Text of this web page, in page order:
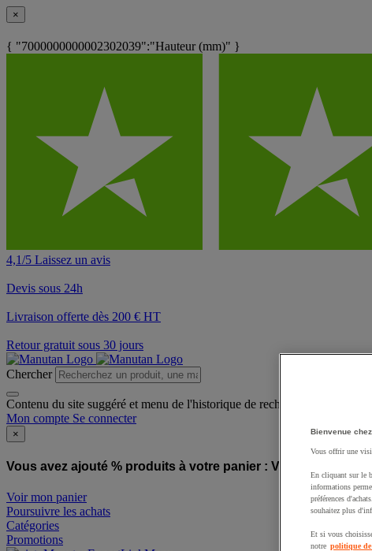
×
{ "7000000000002302039":"Hauteur (mm)" }
4,1/5 Laissez un avis
Devis sous 24h
Livraison offerte dès 200 € HT
Retour gratuit sous 30 jours
Chercher
Contenu du site suggéré et menu de l'historique de recherche
Mon compte Se connecter
×
Vous avez ajouté % produits à votre panier : Vous avez
Voir mon panier
Poursuivre les achats
Catégories
Promotions
Bienvenue
Vous offrir une
En cliquant sur le
informations
préférences
souhaitez plus
Et si vous
notre politique de